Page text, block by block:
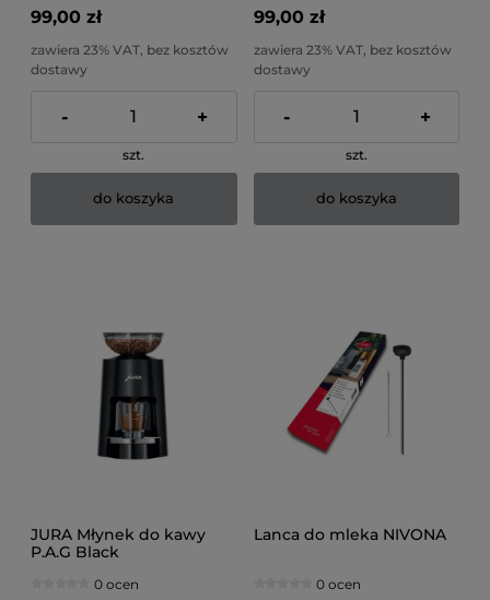
99,00 zł
zawiera 23% VAT, bez kosztów
dostawy
- +
szt.
do koszyka
99,00 zł
zawiera 23% VAT, bez kosztów
dostawy
- +
szt.
do koszyka
JURA Młynek do kawy
P.A.G Black
0 ocen
Lanca do mleka NIVONA
0 ocen